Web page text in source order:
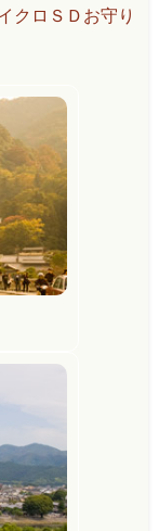
クロＳＤお守り